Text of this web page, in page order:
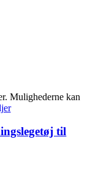
Mulighederne kan
til